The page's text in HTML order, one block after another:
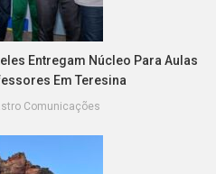
Entregam Núcleo Para Aulas
Em Teresina
Comunicações